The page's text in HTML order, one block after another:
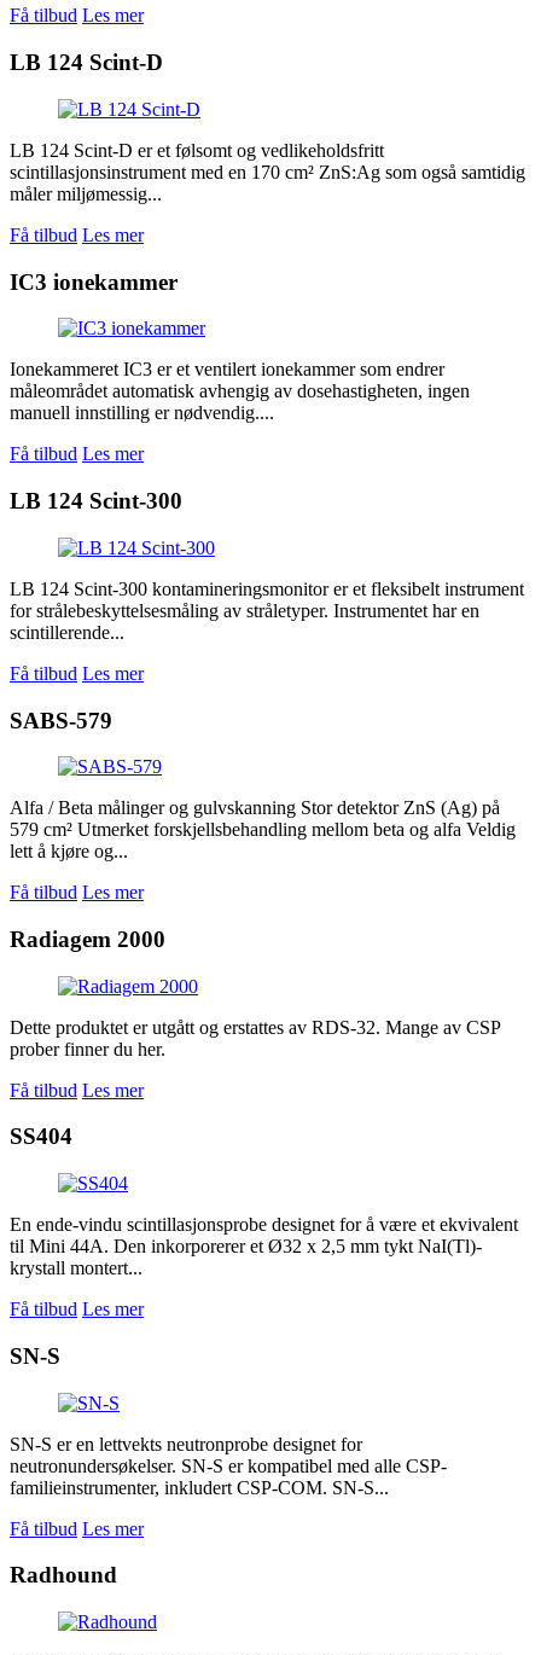
Få tilbud Les mer
LB 124 Scint-D
LB 124 Scint-D er et følsomt og vedlikeholdsfritt
scintillasjonsinstrument med en 170 cm² ZnS:Ag som også samtidig
måler miljømessig...
Få tilbud Les mer
IC3 ionekammer
Ionekammeret IC3 er et ventilert ionekammer som endrer
måleområdet automatisk avhengig av dosehastigheten, ingen
manuell innstilling er nødvendig....
Få tilbud Les mer
LB 124 Scint-300
LB 124 Scint-300 kontamineringsmonitor er et fleksibelt instrument
for strålebeskyttelsesmåling av stråletyper. Instrumentet har en
scintillerende...
Få tilbud Les mer
SABS-579
Alfa / Beta målinger og gulvskanning Stor detektor ZnS (Ag) på
579 cm² Utmerket forskjellsbehandling mellom beta og alfa Veldig
lett å kjøre og...
Få tilbud Les mer
Radiagem 2000
Dette produktet er utgått og erstattes av RDS-32. Mange av CSP
prober finner du her.
Få tilbud Les mer
SS404
En ende-vindu scintillasjonsprobe designet for å være et ekvivalent
til Mini 44A. Den inkorporerer et Ø32 x 2,5 mm tykt NaI(Tl)-
krystall montert...
Få tilbud Les mer
SN-S
SN-S er en lettvekts neutronprobe designet for
neutronundersøkelser. SN-S er kompatibel med alle CSP-
familieinstrumenter, inkludert CSP-COM. SN-S...
Få tilbud Les mer
Radhound